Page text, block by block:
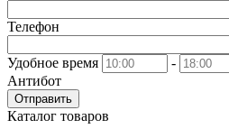
Телефон
Удобное время
-
Антибот
Отправить
Каталог товаров